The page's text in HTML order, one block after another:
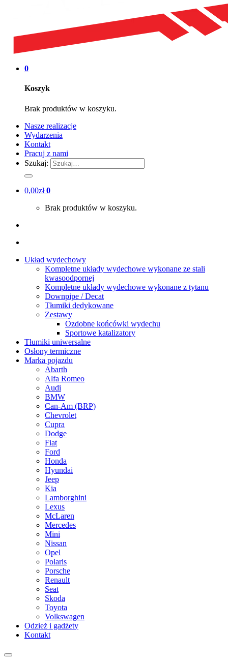
0
Koszyk
Brak produktów w koszyku.
Nasze realizacje
Wydarzenia
Kontakt
Pracuj z nami
Szukaj:
0,00zł 0
Brak produktów w koszyku.
Układ wydechowy
Kompletne układy wydechowe wykonane ze stali
kwasoodpornej
Kompletne układy wydechowe wykonane z tytanu
Downpipe / Decat
Tłumiki dedykowane
Zestawy
Ozdobne końcówki wydechu
Sportowe katalizatory
Tłumiki uniwersalne
Osłony termiczne
Marka pojazdu
Abarth
Alfa Romeo
Audi
BMW
Can-Am (BRP)
Chevrolet
Cupra
Dodge
Fiat
Ford
Honda
Hyundai
Jeep
Kia
Lamborghini
Lexus
McLaren
Mercedes
Mini
Nissan
Opel
Polaris
Porsche
Renault
Seat
Skoda
Toyota
Volkswagen
Odzież i gadżety
Kontakt